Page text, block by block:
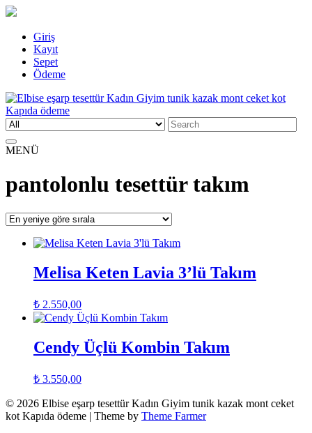
Skip
content
Giriş
Kayıt
Sepet
Ödeme
Elbise eşarp tesettür Kadın Giyim tunik kazak mont ceket kot Kapıda
ödeme
Kadın Giyim üzerine alışveriş sitesi
Search
for:
MENÜ
pantolonlu tesettür takım
Melisa Keten Lavia 3’lü Takım
₺ 2.550,00
Cendy Üçlü Kombin Takım
₺ 3.550,00
© 2026 Elbise eşarp tesettür Kadın Giyim tunik kazak mont ceket
kot Kapıda ödeme | Theme by Theme Farmer